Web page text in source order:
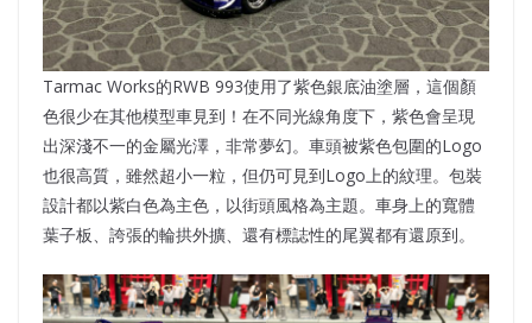
Tarmac Works的RWB 993使用了紫色銀底油塗層，這個顏
色很少在其他模型車見到！在不同光線角度下，紫色會呈現
出深淺不一的金屬光澤，非常夢幻。車頭被紫色包圍的Logo
也很高質，雖然超小一粒，但仍可見到Logo上的紋理。包裝
設計都以紫白色為主色，以街頭風格為主題。車身上的寬體
葉子板、誇張的輪拱外擴、還有標誌性的尾翼都有還原到。